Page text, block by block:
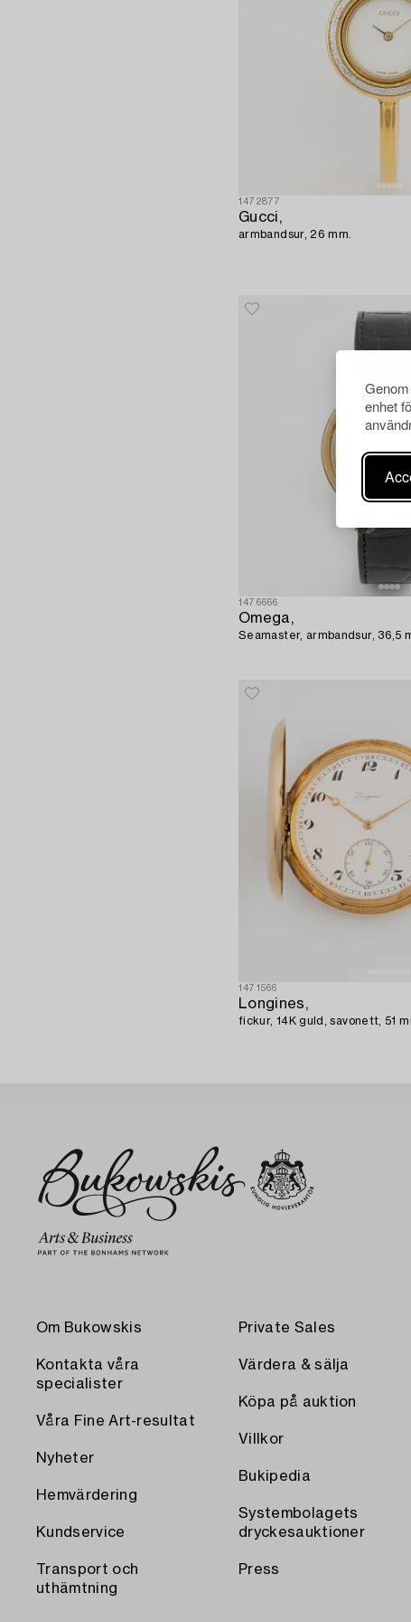
enhet
1472877
Gucci,
armbandsur, 26 mm.
1476666
Omega,
Seamaster, armbandsur, 36,5
1471566
Longines,
fickur, 14K guld, savonett, 51
Om Bukowskis
Kontakta våra
specialister
Våra Fine Art-resultat
Nyheter
Hemvärdering
Kundservice
Transport och
uthämtning
Private Sales
Värdera & sälja
Köpa på auktion
Villkor
Bukipedia
Systembolagets
dryckesauktioner
Press